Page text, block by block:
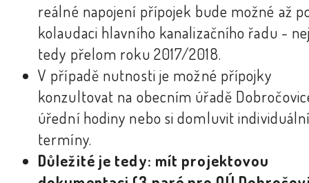
reálné napojení přípojek bude možné až
kolaudaci hlavního kanalizačního řadu -
tedy přelom roku 2017/2018.
V případě nutnosti je možné přípojky
konzultovat na obecním úřadě
úřední hodiny nebo si domluvit
termíny.
Důležité je tedy: mít projektovou